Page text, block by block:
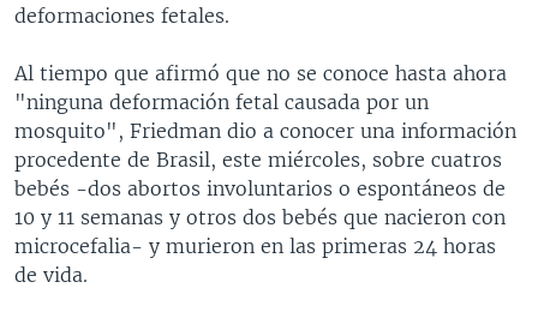
deformaciones fetales.
Al tiempo que afirmó que no se conoce hasta ahora
"ninguna deformación fetal causada por un
mosquito", Friedman dio a conocer una información
procedente de Brasil, este miércoles, sobre cuatros
bebés -dos abortos involuntarios o espontáneos de
10 y 11 semanas y otros dos bebés que nacieron con
microcefalia- y murieron en las primeras 24 horas
de vida.